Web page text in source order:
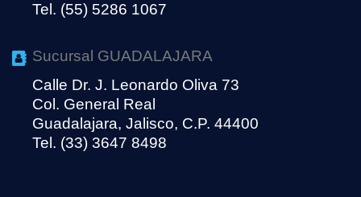
Tel. (55) 5286 1067
Sucursal GUADALAJARA
Calle Dr. J. Leonardo Oliva 73
Col. General Real
Guadalajara, Jalisco, C.P. 44400
Tel. (33) 3647 8498